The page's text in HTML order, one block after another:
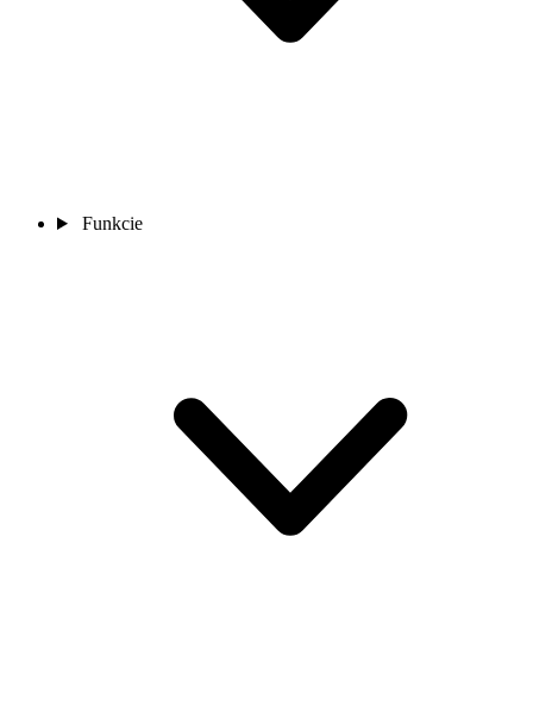
Funkcie